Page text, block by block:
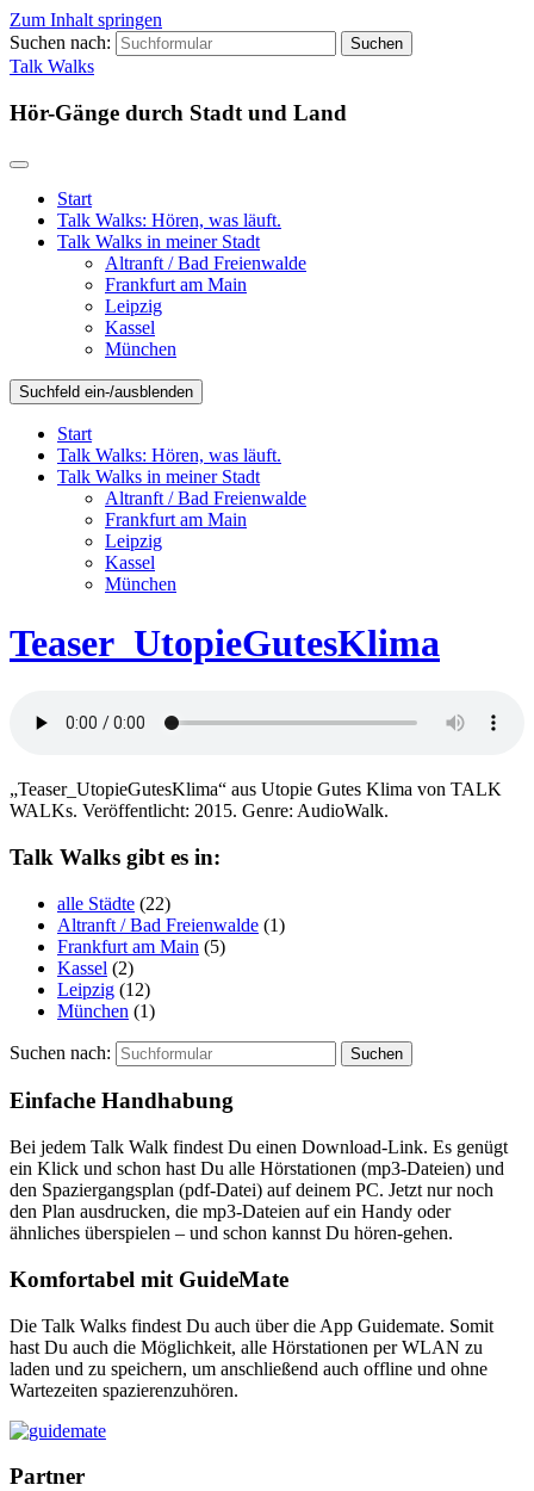
Zum Inhalt springen
Suchen nach:
Talk Walks
Hör-Gänge durch Stadt und Land
Start
Talk Walks: Hören, was läuft.
Talk Walks in meiner Stadt
Altranft / Bad Freienwalde
Frankfurt am Main
Leipzig
Kassel
München
Suchfeld ein-/ausblenden
Start
Talk Walks: Hören, was läuft.
Talk Walks in meiner Stadt
Altranft / Bad Freienwalde
Frankfurt am Main
Leipzig
Kassel
München
Teaser_UtopieGutesKlima
„Teaser_UtopieGutesKlima“ aus Utopie Gutes Klima von TALK
WALKs. Veröffentlicht: 2015. Genre: AudioWalk.
Talk Walks gibt es in:
alle Städte (22)
Altranft / Bad Freienwalde (1)
Frankfurt am Main (5)
Kassel (2)
Leipzig (12)
München (1)
Suchen nach:
Einfache Handhabung
Bei jedem Talk Walk findest Du einen Download-Link. Es genügt
ein Klick und schon hast Du alle Hörstationen (mp3-Dateien) und
den Spaziergangsplan (pdf-Datei) auf deinem PC. Jetzt nur noch
den Plan ausdrucken, die mp3-Dateien auf ein Handy oder
ähnliches überspielen – und schon kannst Du hören-gehen.
Komfortabel mit GuideMate
Die Talk Walks findest Du auch über die App Guidemate. Somit
hast Du auch die Möglichkeit, alle Hörstationen per WLAN zu
laden und zu speichern, um anschließend auch offline und ohne
Wartezeiten spazierenzuhören.
Partner